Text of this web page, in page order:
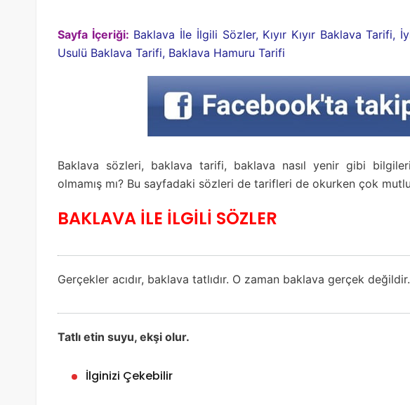
Sayfa İçeriği: Baklava İle İlgili Sözler, Kıyır Kıyır Baklava Tarifi,
Usulü Baklava Tarifi, Baklava Hamuru Tarifi
Baklava sözleri, baklava tarifi, baklava nasıl yenir gibi
olmamış mı? Bu sayfadaki sözleri de tarifleri de okurken çok
BAKLAVA İLE İLGİLİ SÖZLER
Gerçekler acıdır, baklava tatlıdır. O zaman baklava gerçek değildir.
Tatlı etin suyu, ekşi olur.
İlginizi Çekebilir